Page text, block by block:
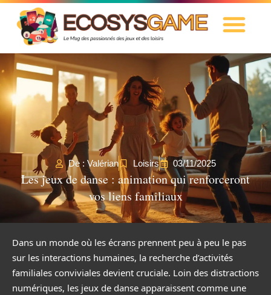
De : Valérian Loisirs 03/11/2025
Les jeux de danse : animation qui renforceront
vos liens familiaux
Dans un monde où les écrans prennent peu à peu le pas
sur les interactions humaines, la recherche d’activités
familiales conviviales devient cruciale. Loin des distractions
numériques, les jeux de danse apparaissent comme une